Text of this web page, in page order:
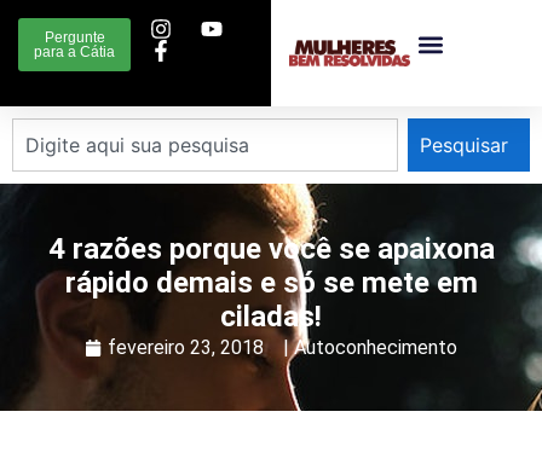
Pergunte
para a Cátia
Pesquisar
4 razões porque você se apaixona
rápido demais e só se mete em
ciladas!
fevereiro 23, 2018 |Autoconhecimento